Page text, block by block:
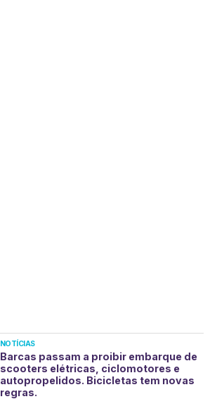
NOTÍCIAS
Barcas passam a proibir embarque de
scooters elétricas, ciclomotores e
autopropelidos. Bicicletas tem novas
regras.